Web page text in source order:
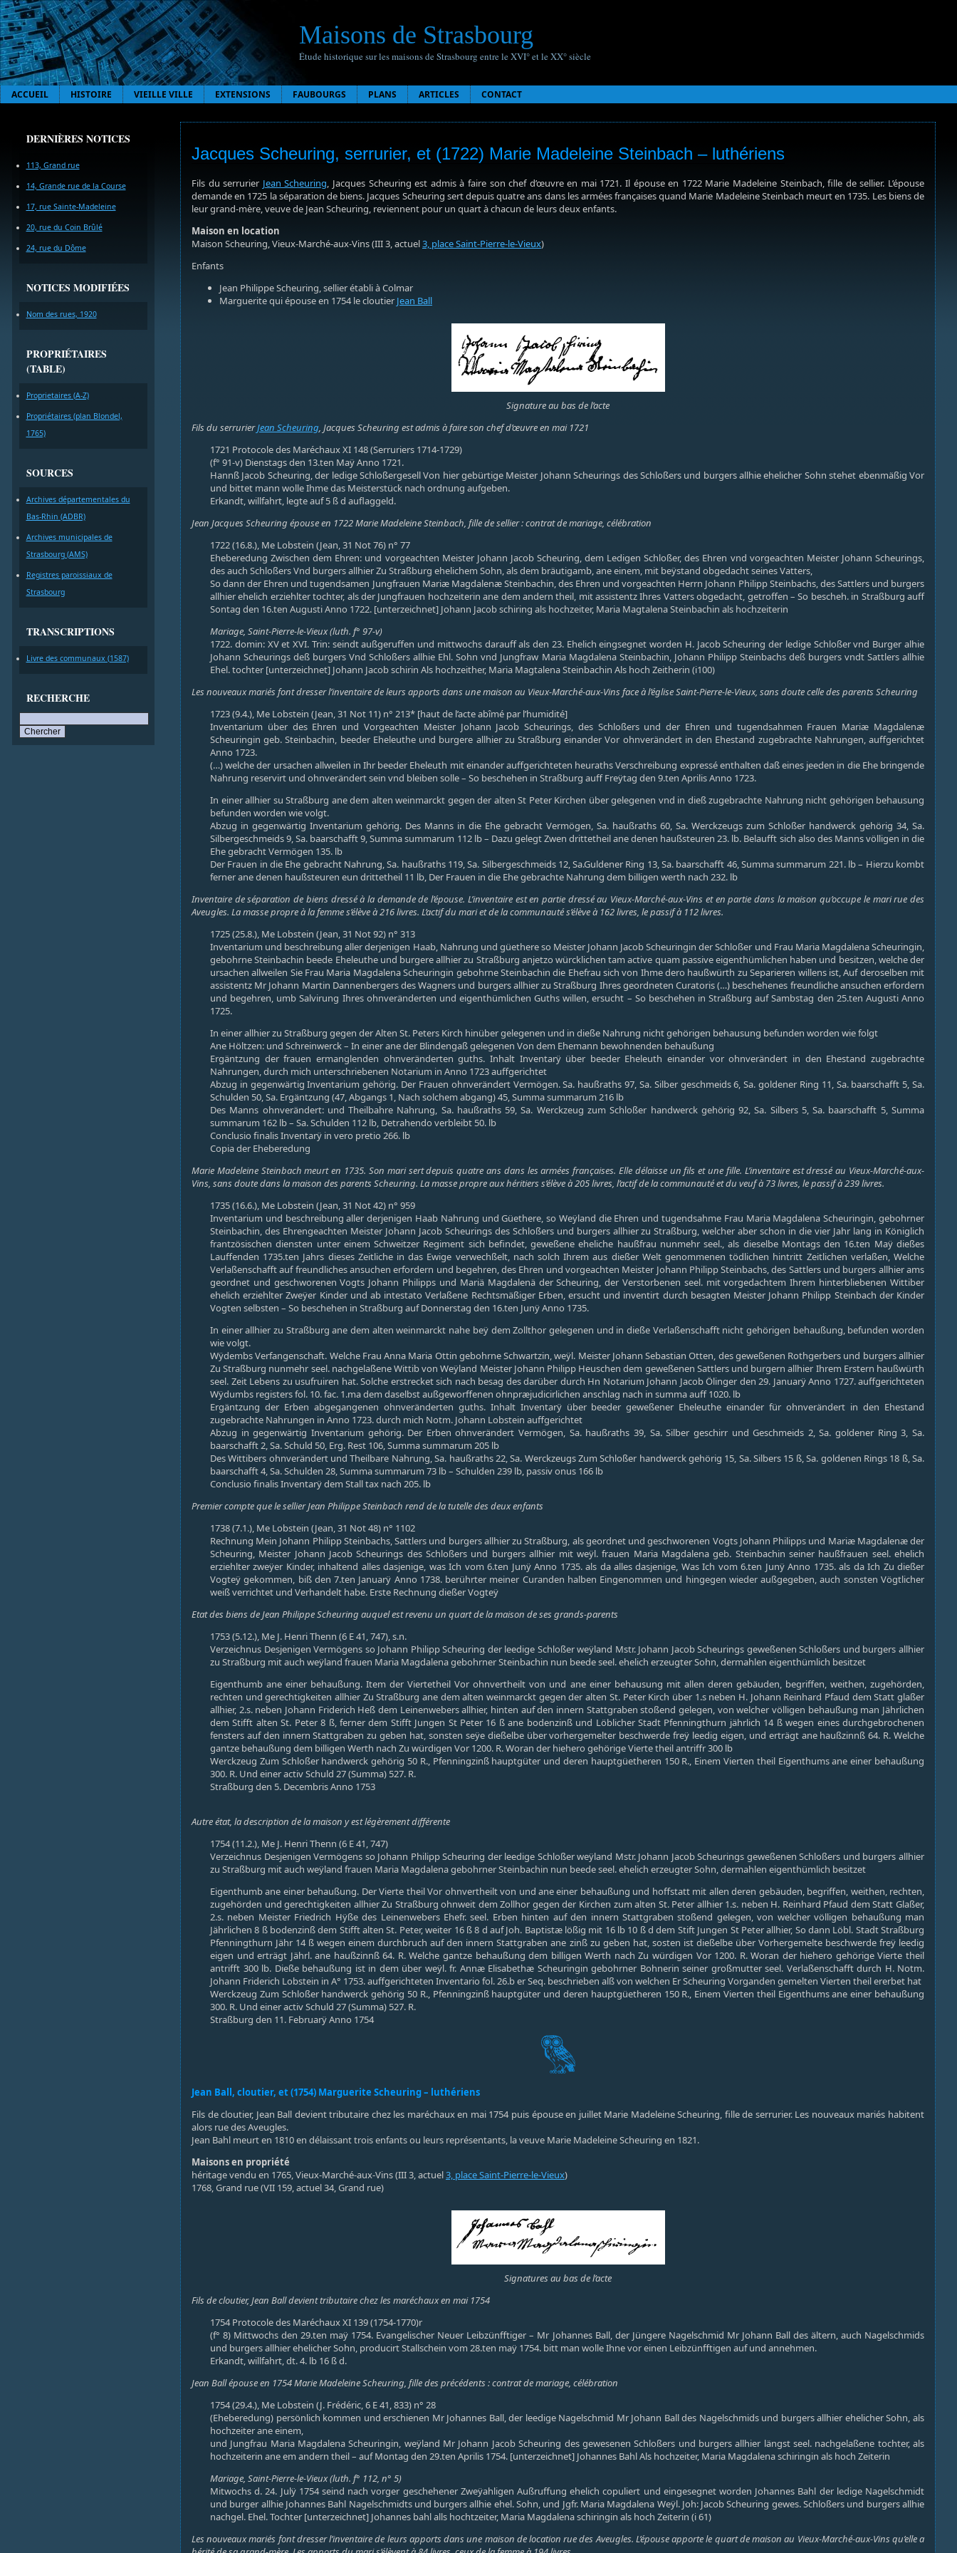
Maisons de Strasbourg
Étude historique sur les maisons de Strasbourg entre le XVI° et le XX° siècle
ACCUEIL HISTOIRE VIEILLE VILLE EXTENSIONS FAUBOURGS PLANS ARTICLES CONTACT
DERNIÈRES NOTICES
113, Grand rue
14, Grande rue de la Course
17, rue Sainte-Madeleine
20, rue du Coin Brûlé
24, rue du Dôme
NOTICES MODIFIÉES
Nom des rues, 1920
PROPRIÉTAIRES
(TABLE)
Proprietaires (A-Z)
Propriétaires (plan Blondel,
1765)
SOURCES
Archives départementales du
Bas-Rhin (ADBR)
Archives municipales de
Strasbourg (AMS)
Registres paroissiaux de
Strasbourg
TRANSCRIPTIONS
Livre des communaux (1587)
RECHERCHE
Jacques Scheuring, serrurier, et (1722) Marie Madeleine Steinbach – luthériens
Fils du serrurier Jean Scheuring, Jacques Scheuring est admis à faire son chef d’œuvre en mai 1721. Il épouse en 1722 Marie Madeleine Steinbach, fille de sellier. L’épouse
demande en 1725 la séparation de biens. Jacques Scheuring sert depuis quatre ans dans les armées françaises quand Marie Madeleine Steinbach meurt en 1735. Les biens de
leur grand-mère, veuve de Jean Scheuring, reviennent pour un quart à chacun de leurs deux enfants.
Maison en location
Maison Scheuring, Vieux-Marché-aux-Vins (III 3, actuel3, place Saint-Pierre-le-Vieux)
Enfants
Jean Philippe Scheuring, sellier établi à Colmar
Marguerite qui épouse en 1754 le cloutier Jean Ball
Signature au bas de l’acte
Fils du serrurierJean Scheuring, Jacques Scheuring est admis à faire son chef d’œuvre en mai 1721
1721 Protocole des Maréchaux XI 148 (Serruriers 1714-1729)
(f° 91-v) Dienstags den 13.ten Maÿ Anno 1721.
Hannß Jacob Scheuring, der ledige Schloßergesell Von hier gebürtige Meister Johann Scheurings des Schloßers und burgers allhie ehelicher Sohn stehet ebenmäßig Vor
und bittet mann wolle Ihme das Meisterstück nach ordnung aufgeben.
Erkandt, willfahrt, legte auf 5 ß d auflaggeld.
Jean Jacques Scheuring épouse en 1722 Marie Madeleine Steinbach, fille de sellier : contrat de mariage, célébration
1722 (16.8.), Me Lobstein (Jean, 31 Not 76) n° 77
Eheberedung Zwischen dem Ehren: und vorgeachten Meister Johann Jacob Scheuring, dem Ledigen Schloßer, des Ehren vnd vorgeachten Meister Johann Scheurings,
des auch Schloßers Vnd burgers allhier Zu Straßburg ehelichem Sohn, als dem bräutigamb, ane einem, mit beÿstand obgedacht seines Vatters,
So dann der Ehren und tugendsamen Jungfrauen Mariæ Magdalenæ Steinbachin, des Ehren und vorgeachten Herrn Johann Philipp Steinbachs, des Sattlers und burgers
allhier ehelich erziehlter tochter, als der Jungfrauen hochzeiterin ane dem andern theil, mit assistentz Ihres Vatters obgedacht, getroffen – So bescheh. in Straßburg auff
Sontag den 16.ten Augusti Anno 1722. [unterzeichnet] Johann Jacob schiring als hochzeiter, Maria Magtalena Steinbachin als hochzeiterin
Mariage, Saint-Pierre-le-Vieux (luth. f° 97-v)
1722. domin: XV et XVI. Trin: seindt außgeruffen und mittwochs darauff als den 23. Ehelich eingsegnet worden H. Jacob Scheuring der ledige Schloßer vnd Burger alhie
Johann Scheurings deß burgers Vnd Schloßers allhie Ehl. Sohn vnd Jungfraw Maria Magdalena Steinbachin, Johann Philipp Steinbachs deß burgers vndt Sattlers allhie
Ehel. tochter [unterzeichnet] Johann Jacob schirin Als hochzeither, Maria Magtalena Steinbachin Als hoch Zeitherin (i100)
Les nouveaux mariés font dresser l’inventaire de leurs apports dans une maison au Vieux-Marché-aux-Vins face à l’église Saint-Pierre-le-Vieux, sans doute celle des parents Scheuring
1723 (9.4.), Me Lobstein (Jean, 31 Not 11) n° 213* [haut de l’acte abîmé par l’humidité]
Inventarium über des Ehren und Vorgeachten Meister Johann Jacob Scheurings, des Schloßers und der Ehren und tugendsahmen Frauen Mariæ Magdalenæ
Scheuringin geb. Steinbachin, beeder Eheleuthe und burgere allhier zu Straßburg einander Vor ohnverändert in den Ehestand zugebrachte Nahrungen, auffgerichtet
Anno 1723.
(…) welche der ursachen allweilen in Ihr beeder Eheleuth mit einander auffgerichteten heuraths Verschreibung expressé enthalten daß eines jeeden in die Ehe bringende
Nahrung reservirt und ohnverändert sein vnd bleiben solle – So beschehen in Straßburg auff Freÿtag den 9.ten Aprilis Anno 1723.
In einer allhier su Straßburg ane dem alten weinmarckt gegen der alten St Peter Kirchen über gelegenen vnd in dieß zugebrachte Nahrung nicht gehörigen behausung
befunden worden wie volgt.
Abzug in gegenwärtig Inventarium gehörig. Des Manns in die Ehe gebracht Vermögen, Sa. haußraths 60, Sa. Werckzeugs zum Schloßer handwerck gehörig 34, Sa.
Silbergeschmeids 9, Sa. baarschafft 9, Summa summarum 112 lb – Dazu gelegt Zwen drittetheil ane denen haußsteuren 23. lb. Belaufft sich also des Manns völligen in die
Ehe gebracht Vermögen 135. lb
Der Frauen in die Ehe gebracht Nahrung, Sa. haußraths 119, Sa. Silbergeschmeids 12, Sa.Guldener Ring 13, Sa. baarschafft 46, Summa summarum 221. lb – Hierzu kombt
ferner ane denen haußsteuren eun drittetheil 11 lb, Der Frauen in die Ehe gebrachte Nahrung dem billigen werth nach 232. lb
Inventaire de séparation de biens dressé à la demande de l’épouse. L’inventaire est en partie dressé au Vieux-Marché-aux-Vins et en partie dans la maison qu’occupe le mari rue des
Aveugles. La masse propre à la femme s’élève à 216 livres. L’actif du mari et de la communauté s’élève à 162 livres, le passif à 112 livres.
1725 (25.8.), Me Lobstein (Jean, 31 Not 92) n° 313
Inventarium und beschreibung aller derjenigen Haab, Nahrung und güethere so Meister Johann Jacob Scheuringin der Schloßer und Frau Maria Magdalena Scheuringin,
gebohrne Steinbachin beede Eheleuthe und burgere allhier zu Straßburg anjetzo würcklichen tam active quam passive eigenthümlichen haben und besitzen, welche der
ursachen allweilen Sie Frau Maria Magdalena Scheuringin gebohrne Steinbachin die Ehefrau sich von Ihme dero haußwürth zu Separieren willens ist, Auf deroselben mit
assistentz Mr Johann Martin Dannenbergers des Wagners und burgers allhier zu Straßburg Ihres geordneten Curatoris (…) beschehenes freundliche ansuchen erfordern
und begehren, umb Salvirung Ihres ohnveränderten und eigenthümlichen Guths willen, ersucht – So beschehen in Straßburg auf Sambstag den 25.ten Augusti Anno
1725.
In einer allhier zu Straßburg gegen der Alten St. Peters Kirch hinüber gelegenen und in dieße Nahrung nicht gehörigen behausung befunden worden wie folgt
Ane Höltzen: und Schreinwerck – In einer ane der Blindengaß gelegenen Von dem Ehemann bewohnenden behaußung
Ergäntzung der frauen ermanglenden ohnveränderten guths. Inhalt Inventarÿ über beeder Eheleuth einander vor ohnverändert in den Ehestand zugebrachte
Nahrungen, durch mich unterschriebenen Notarium in Anno 1723 auffgerichtet
Abzug in gegenwärtig Inventarium gehörig. Der Frauen ohnverändert Vermögen. Sa. haußraths 97, Sa. Silber geschmeids 6, Sa. goldener Ring 11, Sa. baarschafft 5, Sa.
Schulden 50, Sa. Ergäntzung (47, Abgangs 1, Nach solchem abgang) 45, Summa summarum 216 lb
Des Manns ohnverändert: und Theilbahre Nahrung, Sa. haußraths 59, Sa. Werckzeug zum Schloßer handwerck gehörig 92, Sa. Silbers 5, Sa. baarschafft 5, Summa
summarum 162 lb – Sa. Schulden 112 lb, Detrahendo verbleibt 50. lb
Conclusio finalis Inventarÿ in vero pretio 266. lb
Copia der Eheberedung
Marie Madeleine Steinbach meurt en 1735. Son mari sert depuis quatre ans dans les armées françaises. Elle délaisse un fils et une fille. L’inventaire est dressé au Vieux-Marché-aux-
Vins, sans doute dans la maison des parents Scheuring. La masse propre aux héritiers s’élève à 205 livres, l’actif de la communauté et du veuf à 73 livres, le passif à 239 livres.
1735 (16.6.), Me Lobstein (Jean, 31 Not 42) n° 959
Inventarium und beschreibung aller derjenigen Haab Nahrung und Güethere, so Weÿland die Ehren und tugendsahme Frau Maria Magdalena Scheuringin, gebohrner
Steinbachin, des Ehrengeachten Meister Johann Jacob Scheurings des Schloßers und burgers allhier zu Straßburg, welcher aber schon in die vier Jahr lang in Königlich
frantzösischen diensten unter einem Schweitzer Regiment sich befindet, geweßene eheliche haußfrau nunmehr seel., als dieselbe Montags den 16.ten Maÿ dießes
Lauffenden 1735.ten Jahrs dieses Zeitliche in das Ewige verwechßelt, nach solch Ihrem aus dießer Welt genommenen tödlichen hintritt Zeitlichen verlaßen, Welche
Verlaßenschafft auf freundliches ansuchen erfordern und begehren, des Ehren und vorgeachten Meister Johann Philipp Steinbachs, des Sattlers und burgers allhier ams
geordnet und geschworenen Vogts Johann Philipps und Mariä Magdalenä der Scheuring, der Verstorbenen seel. mit vorgedachtem Ihrem hinterbliebenen Wittiber
ehelich erziehlter Zweÿer Kinder und ab intestato Verlaßene Rechtsmäßiger Erben, ersucht und inventirt durch besagten Meister Johann Philipp Steinbach der Kinder
Vogten selbsten – So beschehen in Straßburg auf Donnerstag den 16.ten Junÿ Anno 1735.
In einer allhier zu Straßburg ane dem alten weinmarckt nahe beÿ dem Zollthor gelegenen und in dieße Verlaßenschafft nicht gehörigen behaußung, befunden worden
wie volgt.
Wÿdembs Verfangenschaft. Welche Frau Anna Maria Ottin gebohrne Schwartzin, weÿl. Meister Johann Sebastian Otten, des geweßenen Rothgerbers und burgers allhier
Zu Straßburg nunmehr seel. nachgelaßene Wittib von Weÿland Meister Johann Philipp Heuschen dem geweßenen Sattlers und burgern allhier Ihrem Erstern haußwürth
seel. Zeit Lebens zu usufruiren hat. Solche erstrecket sich nach besag des darüber durch Hn Notarium Johann Jacob Ölinger den 29. Januarÿ Anno 1727. auffgerichteten
Wÿdumbs registers fol. 10. fac. 1.ma dem daselbst außgeworffenen ohnpræjudicirlichen anschlag nach in summa auff 1020. lb
Ergäntzung der Erben abgegangenen ohnveränderten guths. Inhalt Inventarÿ über beeder geweßener Eheleuthe einander für ohnverändert in den Ehestand
zugebrachte Nahrungen in Anno 1723. durch mich Notm. Johann Lobstein auffgerichtet
Abzug in gegenwärtig Inventarium gehörig. Der Erben ohnverändert Vermögen, Sa. haußraths 39, Sa. Silber geschirr und Geschmeids 2, Sa. goldener Ring 3, Sa.
baarschafft 2, Sa. Schuld 50, Erg. Rest 106, Summa summarum 205 lb
Des Wittibers ohnverändert und Theilbare Nahrung, Sa. haußraths 22, Sa. Werckzeugs Zum Schloßer handwerck gehörig 15, Sa. Silbers 15 ß, Sa. goldenen Rings 18 ß, Sa.
baarschafft 4, Sa. Schulden 28, Summa summarum 73 lb – Schulden 239 lb, passiv onus 166 lb
Conclusio finalis Inventarÿ dem Stall tax nach 205. lb
Premier compte que le sellier Jean Philippe Steinbach rend de la tutelle des deux enfants
1738 (7.1.), Me Lobstein (Jean, 31 Not 48) n° 1102
Rechnung Mein Johann Philipp Steinbachs, Sattlers und burgers allhier zu Straßburg, als geordnet und geschworenen Vogts Johann Philipps und Mariæ Magdalenæ der
Scheuring, Meister Johann Jacob Scheurings des Schloßers und burgers allhier mit weÿl. frauen Maria Magdalena geb. Steinbachin seiner haußfrauen seel. ehelich
erziehlter zweÿer Kinder, inhaltend alles dasjenige, was Ich vom 6.ten Junÿ Anno 1735. als da alles dasjenige, Was Ich vom 6.ten Junÿ Anno 1735. als da Ich Zu dießer
Vogteÿ gekommen, biß den 7.ten Januarÿ Anno 1738. berührter meiner Curanden halben Eingenommen und hingegen wieder außgegeben, auch sonsten Vögtlicher
weiß verrichtet und Verhandelt habe. Erste Rechnung dießer Vogteÿ
Etat des biens de Jean Philippe Scheuring auquel est revenu un quart de la maison de ses grands-parents
1753 (5.12.), Me J. Henri Thenn (6 E 41, 747), s.n.
Verzeichnus Desjenigen Vermögens so Johann Philipp Scheuring der leedige Schloßer weÿland Mstr. Johann Jacob Scheurings geweßenen Schloßers und burgers allhier
zu Straßburg mit auch weÿland frauen Maria Magdalena gebohrner Steinbachin nun beede seel. ehelich erzeugter Sohn, dermahlen eigenthümlich besitzet
Eigenthumb ane einer behaußung. Item der Viertetheil Vor ohnvertheilt von und ane einer behausung mit allen deren gebäuden, begriffen, weithen, zugehörden,
rechten und gerechtigkeiten allhier Zu Straßburg ane dem alten weinmarckt gegen der alten St. Peter Kirch über 1.s neben H. Johann Reinhard Pfaud dem Statt glaßer
allhier, 2.s. neben Johann Friderich Heß dem Leinenwebers allhier, hinten auf den innern Stattgraben stoßend gelegen, von welcher völligen behaußung man Jährlichen
dem Stifft alten St. Peter 8 ß, ferner dem Stifft Jungen St Peter 16 ß ane bodenzinß und Löblicher Stadt Pfenningthurn jährlich 14 ß wegen eines durchgebrochenen
fensters auf den innern Stattgraben zu geben hat, sonsten seÿe dießelbe über vorhergemelter beschwerde freÿ leedig eigen, und erträgt ane haußzinnß 64. R. Welche
gantze behaußung dem billigen Werth nach Zu würdigen Vor 1200. R. Woran der hiehero gehörige Vierte theil antriffr 300 lb
Werckzeug Zum Schloßer handwerck gehörig 50 R., Pfenningzinß hauptgüter und deren hauptgüetheren 150 R., Einem Vierten theil Eigenthums ane einer behaußung
300. R. Und einer activ Schuld 27 (Summa) 527. R.
Straßburg den 5. Decembris Anno 1753
Autre état, la description de la maison y est légèrement différente
1754 (11.2.), Me J. Henri Thenn (6 E 41, 747)
Verzeichnus Desjenigen Vermögens so Johann Philipp Scheuring der leedige Schloßer weÿland Mstr. Johann Jacob Scheurings geweßenen Schloßers und burgers allhier
zu Straßburg mit auch weÿland frauen Maria Magdalena gebohrner Steinbachin nun beede seel. ehelich erzeugter Sohn, dermahlen eigenthümlich besitzet
Eigenthumb ane einer behaußung. Der Vierte theil Vor ohnvertheilt von und ane einer behaußung und hoffstatt mit allen deren gebäuden, begriffen, weithen, rechten,
zugehörden und gerechtigkeiten allhier Zu Straßburg ohnweit dem Zollhor gegen der Kirchen zum alten St. Peter allhier 1.s. neben H. Reinhard Pfaud dem Statt Glaßer,
2.s. neben Meister Friedrich Hÿße des Leinenwebers Ehefr. seel. Erben hinten auf den innern Stattgraben stoßend gelegen, von welcher völligen behaußung man
Jährlichen 8 ß bodenzinß dem Stifft alten St. Peter, weiter 16 ß 8 d auf Joh. Baptistæ lößig mit 16 lb 10 ß d dem Stift Jungen St Peter allhier, So dann Löbl. Stadt Straßburg
Pfenningthurn Jähr 14 ß wegen einem durchbruch auf den innern Stattgraben ane zinß zu geben hat, sosten ist dießelbe über Vorhergemelte beschwerde freÿ leedig
eigen und erträgt Jährl. ane haußzinnß 64. R. Welche gantze behaußung dem billigen Werth nach Zu würdigen Vor 1200. R. Woran der hiehero gehörige Vierte theil
antrifft 300 lb. Dieße behaußung ist in dem über weÿl. fr. Annæ Elisabethæ Scheuringin gebohrner Bohnerin seiner großmutter seel. Verlaßenschafft durch H. Notm.
Johann Friderich Lobstein in A° 1753. auffgerichteten Inventario fol. 26.b er Seq. beschrieben alß von welchen Er Scheuring Vorganden gemelten Vierten theil ererbet hat
Werckzeug Zum Schloßer handwerck gehörig 50 R., Pfenningzinß hauptgüter und deren hauptgüetheren 150 R., Einem Vierten theil Eigenthums ane einer behaußung
300. R. Und einer activ Schuld 27 (Summa) 527. R.
Straßburg den 11. Februarÿ Anno 1754
Jean Ball, cloutier, et (1754) Marguerite Scheuring – luthériens
Fils de cloutier, Jean Ball devient tributaire chez les maréchaux en mai 1754 puis épouse en juillet Marie Madeleine Scheuring, fille de serrurier. Les nouveaux mariés habitent
alors rue des Aveugles.
Jean Bahl meurt en 1810 en délaissant trois enfants ou leurs représentants, la veuve Marie Madeleine Scheuring en 1821.
Maisons en propriété
héritage vendu en 1765, Vieux-Marché-aux-Vins (III 3, actuel3, place Saint-Pierre-le-Vieux)
1768, Grand rue (VII 159, actuel 34, Grand rue)
Signatures au bas de l’acte
Fils de cloutier, Jean Ball devient tributaire chez les maréchaux en mai 1754
1754 Protocole des Maréchaux XI 139 (1754-1770)r
(f° 8) Mittwochs den 29.ten maÿ 1754. Evangelischer Neuer Leibzünfftiger – Mr Johannes Ball, der Jüngere Nagelschmid Mr Johann Ball des ältern, auch Nagelschmids
und burgers allhier ehelicher Sohn, producirt Stallschein vom 28.ten maÿ 1754. bitt man wolle Ihne vor einen Leibzünfftigen auf und annehmen.
Erkandt, willfahrt, dt. 4. lb 16 ß d.
Jean Ball épouse en 1754 Marie Madeleine Scheuring, fille des précédents : contrat de mariage, célébration
1754 (29.4.), Me Lobstein (J. Frédéric, 6 E 41, 833) n° 28
(Eheberedung) persönlich kommen und erschienen Mr Johannes Ball, der leedige Nagelschmid Mr Johann Ball des Nagelschmids und burgers allhier ehelicher Sohn, als
hochzeiter ane einem,
und Jungfrau Maria Magdalena Scheuringin, weÿland Mr Johann Jacob Scheuring des gewesenen Schloßers und burgers allhier längst seel. nachgelaßene tochter, als
hochzeiterin ane em andern theil – auf Montag den 29.ten Aprilis 1754. [unterzeichnet] Johannes Bahl Als hochzeiter, Maria Magdalena schiringin als hoch Zeiterin
Mariage, Saint-Pierre-le-Vieux (luth. f° 112, n° 5)
Mitwochs d. 24. Julÿ 1754 seind nach vorger geschehener Zweÿahligen Außruffung ehelich copuliert und eingesegnet worden Johannes Bahl der ledige Nagelschmidt
und burger allhie Johannes Bahl Nagelschmidts und burgers allhie ehel. Sohn, und Jgfr. Maria Magdalena Weÿl. Joh: Jacob Scheuring gewes. Schloßers und burgers allhie
nachgel. Ehel. Tochter [unterzeichnet] Johannes bahl alls hochtzeiter, Maria Magdalena schiringin als hoch Zeiterin (i 61)
Les nouveaux mariés font dresser l’inventaire de leurs apports dans une maison de location rue des Aveugles. L’épouse apporte le quart de maison au Vieux-Marché-aux-Vins qu’elle a